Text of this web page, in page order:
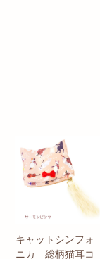
キャットシンフォ
ニカ 総柄猫耳コ